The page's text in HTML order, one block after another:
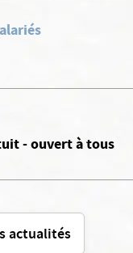
- ouvert à tous
actualités